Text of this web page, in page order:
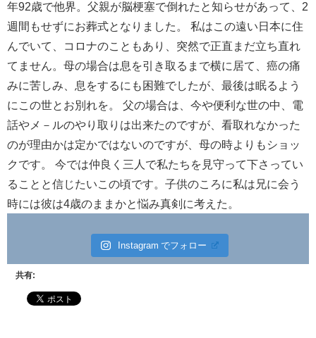
年92歳で他界。父親が脳梗塞で倒れたと知らせがあって、2
週間もせずにお葬式となりました。 私はこの遠い日本に住
んでいて、コロナのこともあり、突然で正直まだ立ち直れ
てません。母の場合は息を引き取るまで横に居て、癌の痛
みに苦しみ、息をするにも困難でしたが、最後は眠るよう
にこの世とお別れを。 父の場合は、今や便利な世の中、電
話やメ－ルのやり取りは出来たのですが、看取れなかった
のが理由かは定かではないのですが、母の時よりもショッ
クです。 今では仲良く三人で私たちを見守って下さってい
ることと信じたいこの頃です。子供のころに私は兄に会う
時には彼は4歳のままかと悩み真剣に考えた。
Instagram でフォロー
共有: